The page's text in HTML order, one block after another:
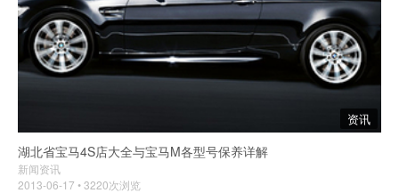
资讯
湖北省宝马4S店大全与宝马M各型号保养详解
新闻资讯
2013-06-17 • 3220次浏览